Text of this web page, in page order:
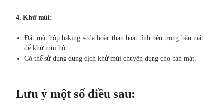
4. Khử mùi:
Đặt một hộp baking soda hoặc than hoạt tính bên trong bàn mát
để khử mùi hôi.
Có thể sử dụng dung dịch khử mùi chuyên dụng cho bàn mát.
Lưu ý một số điều sau: